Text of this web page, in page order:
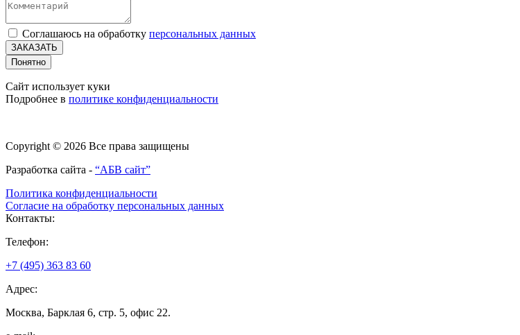
Соглашаюсь на обработку персональных данных
ЗАКАЗАТЬ
Понятно
Сайт использует куки
Подробнее в политике конфиденциальности
Copyright © 2026 Все права защищены
Разработка сайта - “АБВ сайт”
Политика конфиденциальности
Согласие на обработку персональных данных
Контакты:
Телефон:
+7 (495) 363 83 60
Адрес:
Москва, Барклая 6, стр. 5, офис 22.